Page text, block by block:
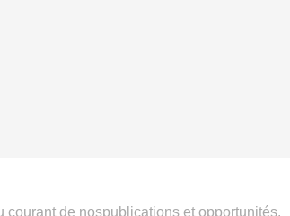
courant de nospublications et opportunités.